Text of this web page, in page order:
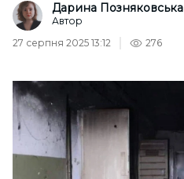
Дарина Позняковська
Автор
27 серпня 2025 13:12
276